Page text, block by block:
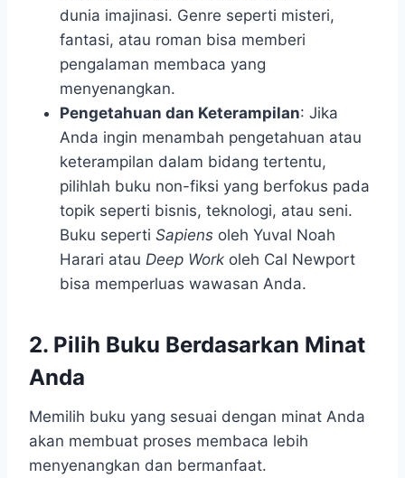
dunia imajinasi. Genre seperti misteri,
fantasi, atau roman bisa memberi
pengalaman membaca yang
menyenangkan.
Pengetahuan dan Keterampilan: Jika
Anda ingin menambah pengetahuan atau
keterampilan dalam bidang tertentu,
pilihlah buku non-fiksi yang berfokus pada
topik seperti bisnis, teknologi, atau seni.
Buku seperti Sapiens oleh Yuval Noah
Harari atau Deep Work oleh Cal Newport
bisa memperluas wawasan Anda.
2. Pilih Buku Berdasarkan Minat
Anda
Memilih buku yang sesuai dengan minat Anda
akan membuat proses membaca lebih
menyenangkan dan bermanfaat.